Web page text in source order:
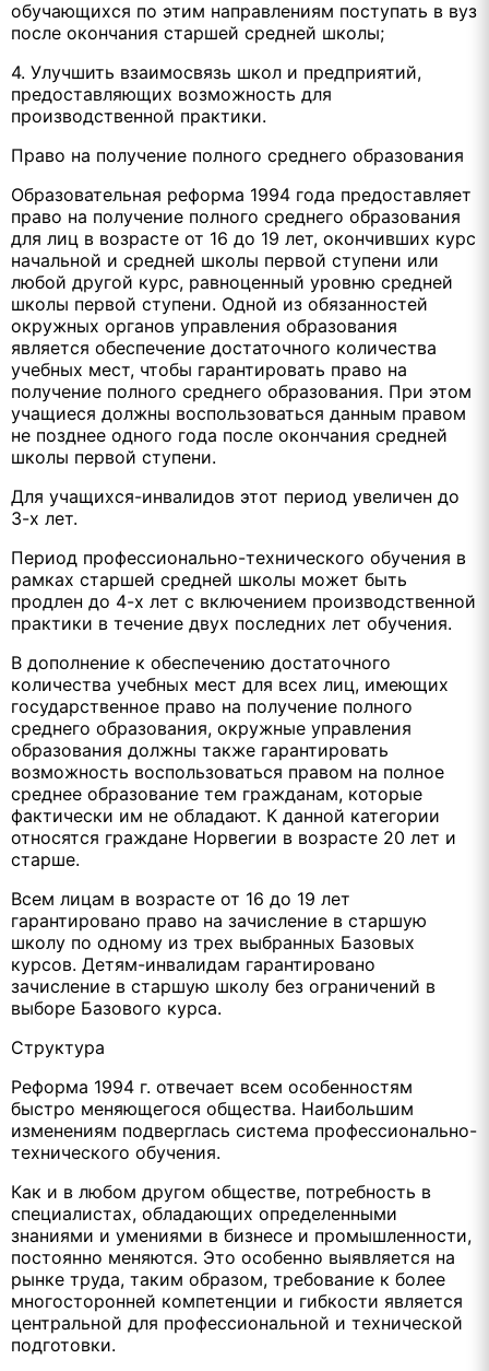
обучающихся по этим направлениям поступать в вуз
после окончания старшей средней школы;
4. Улучшить взаимосвязь школ и предприятий,
предоставляющих возможность для
производственной практики.
Право на получение полного среднего образования
Образовательная реформа 1994 года предоставляет
право на получение полного среднего образования
для лиц в возрасте от 16 до 19 лет, окончивших курс
начальной и средней школы первой ступени или
любой другой курс, равноценный уровню средней
школы первой ступени. Одной из обязанностей
окружных органов управления образования
является обеспечение достаточного количества
учебных мест, чтобы гарантировать право на
получение полного среднего образования. При этом
учащиеся должны воспользоваться данным правом
не позднее одного года после окончания средней
школы первой ступени.
Для учащихся-инвалидов этот период увеличен до
3-х лет.
Период профессионально-технического обучения в
рамках старшей средней школы может быть
продлен до 4-х лет с включением производственной
практики в течение двух последних лет обучения.
В дополнение к обеспечению достаточного
количества учебных мест для всех лиц, имеющих
государственное право на получение полного
среднего образования, окружные управления
образования должны также гарантировать
возможность воспользоваться правом на полное
среднее образование тем гражданам, которые
фактически им не обладают. К данной категории
относятся граждане Норвегии в возрасте 20 лет и
старше.
Всем лицам в возрасте от 16 до 19 лет
гарантировано право на зачисление в старшую
школу по одному из трех выбранных Базовых
курсов. Детям-инвалидам гарантировано
зачисление в старшую школу без ограничений в
выборе Базового курса.
Структура
Реформа 1994 г. отвечает всем особенностям
быстро меняющегося общества. Наибольшим
изменениям подверглась система профессионально-
технического обучения.
Как и в любом другом обществе, потребность в
специалистах, обладающих определенными
знаниями и умениями в бизнесе и промышленности,
постоянно меняются. Это особенно выявляется на
рынке труда, таким образом, требование к более
многосторонней компетенции и гибкости является
центральной для профессиональной и технической
подготовки.